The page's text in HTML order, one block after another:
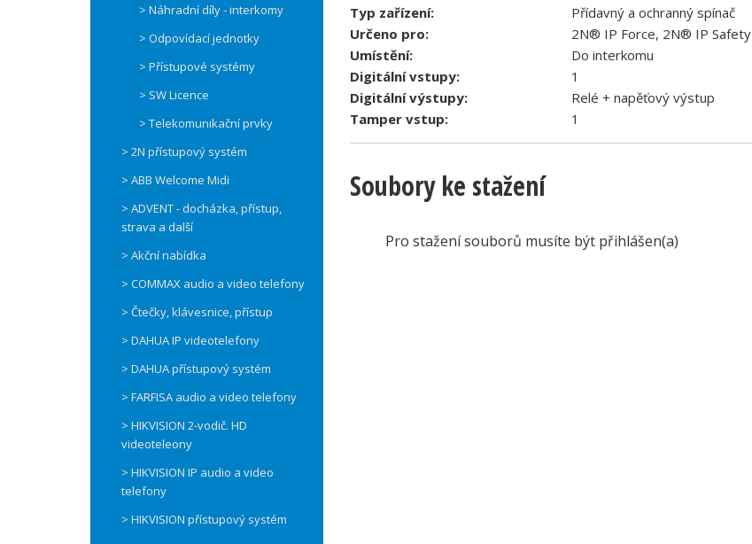
> Náhradní díly - interkomy
> Odpovídací jednotky
> Přístupové systémy
> SW Licence
> Telekomunikační prvky
> 2N přístupový systém
> ABB Welcome Midi
> ADVENT - docházka, přístup,
strava a další
> Akční nabídka
> COMMAX audio a video telefony
> Čtečky, klávesnice, přístup
> DAHUA IP videotelefony
> DAHUA přístupový systém
> FARFISA audio a video telefony
> HIKVISION 2-vodič. HD
videoteleony
> HIKVISION IP audio a video
telefony
> HIKVISION přístupový systém
Typ zařízení:
Přídavný a ochranný spínač
Určeno pro:
2N® IP Force, 2N® IP Safety
Umístění:
Do interkomu
Digitální vstupy:
1
Digitální výstupy:
Relé + napěťový výstup
Tamper vstup:
1
Soubory ke stažení
Pro stažení souborů musíte být přihlášen(a)